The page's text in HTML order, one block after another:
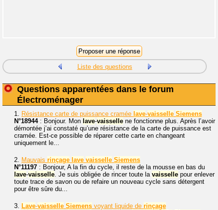
Liste des questions
Questions apparentées dans le forum
Électroménager
1. Résistance carte de puissance cramée lave-vaisselle Siemens
N°18944: Bonjour. Mon lave-vaisselle ne fonctionne plus. Après l’avoir
démontée j’ai constaté qu’une résistance de la carte de puissance est
cramée. Est-ce possible de réparer cette carte en changeant
uniquement le...
2. Mauvais rinçage lave vaisselle Siemens
N°11197 : Bonjour, A la fin du cycle, il reste de la mousse en bas du
lave-vaisselle. Je suis obligée de rincer toute la vaisselle pour enlever
toute trace de savon ou de refaire un nouveau cycle sans détergent
pour être sûre du...
3. Lave-vaisselle Siemens voyant liquide de rinçage